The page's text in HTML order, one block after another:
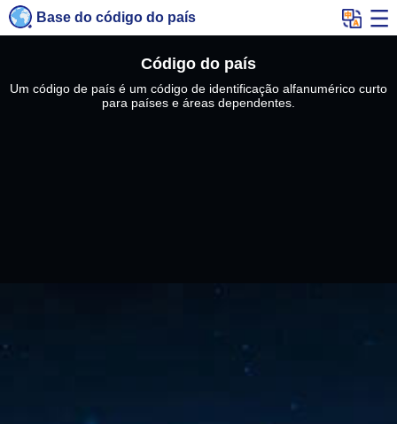
Base do código do país
Código do país
Um código de país é um código de identificação alfanumérico curto
para países e áreas dependentes.